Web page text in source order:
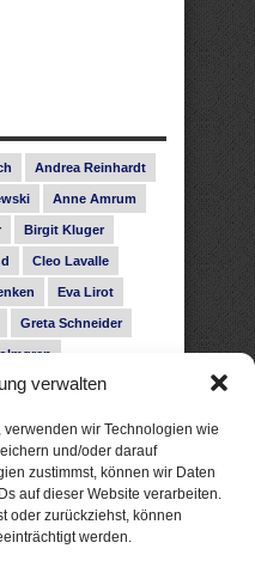
verwalten
wir Technologien wie
und/oder darauf
zustimmst, können wir Daten
auf dieser Website verarbeiten.
oder zurückziehst, können
werden.
Andrea Reinhardt
Anne Amrum
Birgit Kluger
Cleo Lavalle
Eva Lirot
Greta Schneider
Ivo Pala J. Vellguth
Livia Pipes
Martin Krist
Nika Lubitsch
René Junge